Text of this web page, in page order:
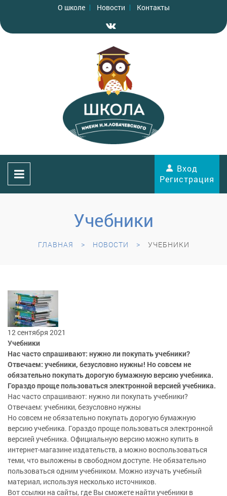
О школе Новости Контакты
Вход
Регистрация
Учебники
ГЛАВНАЯ НОВОСТИ УЧЕБНИКИ
12 сентября 2021
Учебники
Нас часто спрашивают: нужно ли покупать учебники?
Отвечаем: учебники, безусловно нужны! Но совсем не
обязательно покупать дорогую бумажную версию учебника.
Гораздо проще пользоваться электронной версией учебника.
Нас часто спрашивают: нужно ли покупать учебники?
Отвечаем: учебники, безусловно нужны
Но совсем не обязательно покупать дорогую бумажную
версию учебника. Гораздо проще пользоваться электронной
версией учебника. Официальную версию можно купить в
интернет-магазине издательств, а можно воспользоваться
теми, что выложены в свободном доступе. Не обязательно
пользоваться одним учебником. Можно изучать учебный
материал, используя несколько источников.
Вот ссылки на сайты, где Вы сможете найти учебники в